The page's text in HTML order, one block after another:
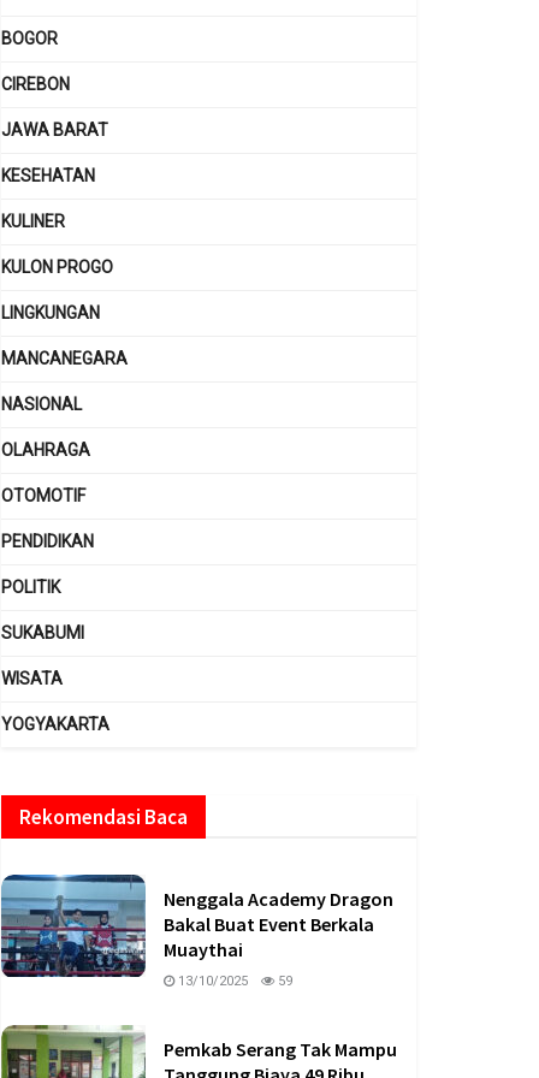
BOGOR
CIREBON
JAWA BARAT
KESEHATAN
KULINER
KULON PROGO
LINGKUNGAN
MANCANEGARA
NASIONAL
OLAHRAGA
OTOMOTIF
PENDIDIKAN
POLITIK
SUKABUMI
WISATA
YOGYAKARTA
Rekomendasi Baca
Nenggala Academy Dragon
Bakal Buat Event Berkala
Muaythai
13/10/2025 59
Pemkab Serang Tak Mampu